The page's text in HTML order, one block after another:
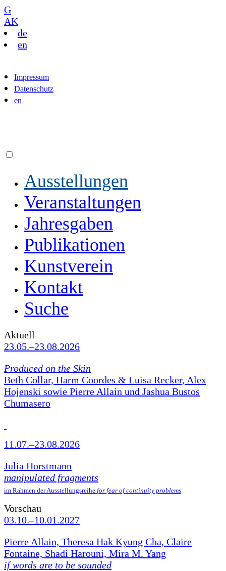
G
AK
de
en
Impressum
Datenschutz
en
Ausstellungen
Veranstaltungen
Jahresgaben
Publikationen
Kunstverein
Kontakt
Suche
Aktuell
23.05.–23.08.2026
Produced on the Skin
Beth Collar, Harm Coordes & Luisa Recker, Alex
Hojenski sowie Pierre Allain und Jashua Bustos
Chumasero
11.07.–23.08.2026
Julia Horstmann
manipulated fragments
im Rahmen der Ausstellungsreihe for fear of continuity problems
Vorschau
03.10.–10.01.2027
Pierre Allain, Theresa Hak Kyung Cha, Claire
Fontaine, Shadi Harouni, Mira M. Yang
if words are to be sounded